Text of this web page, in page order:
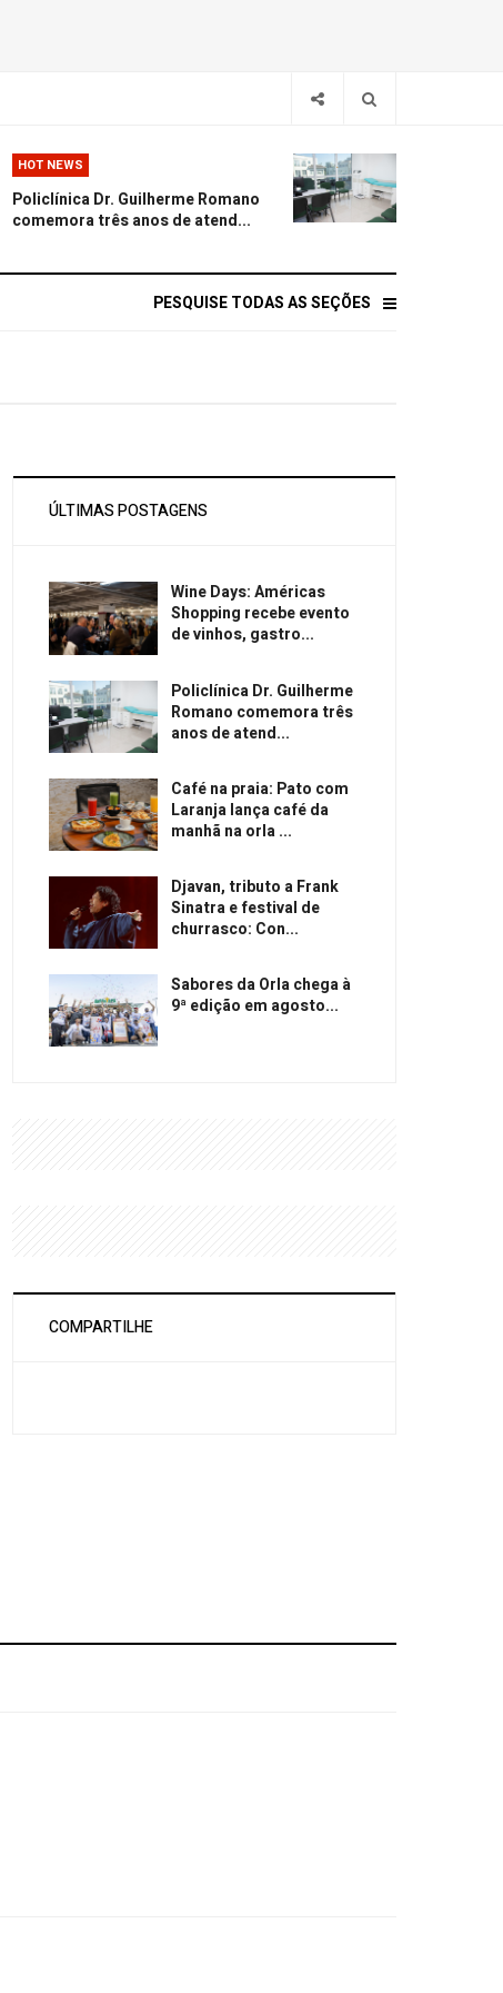
HOT NEWS
Policlínica Dr. Guilherme Romano
comemora três anos de atend...
PESQUISE TODAS AS SEÇÕES
ÚLTIMAS POSTAGENS
Wine Days: Américas
Shopping recebe evento
de vinhos, gastro...
Policlínica Dr. Guilherme
Romano comemora três
anos de atend...
Café na praia: Pato com
Laranja lança café da
manhã na orla ...
Djavan, tributo a Frank
Sinatra e festival de
churrasco: Con...
Sabores da Orla chega à
9ª edição em agosto...
COMPARTILHE